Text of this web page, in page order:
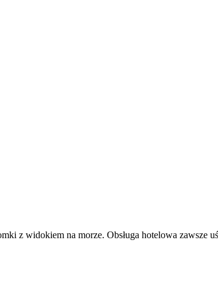
z widokiem na morze. Obsługa hotelowa zawsze